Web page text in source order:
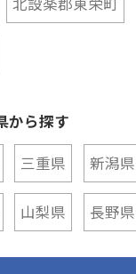
三重県 新潟県
山梨県 長野県
東区の老人ホ